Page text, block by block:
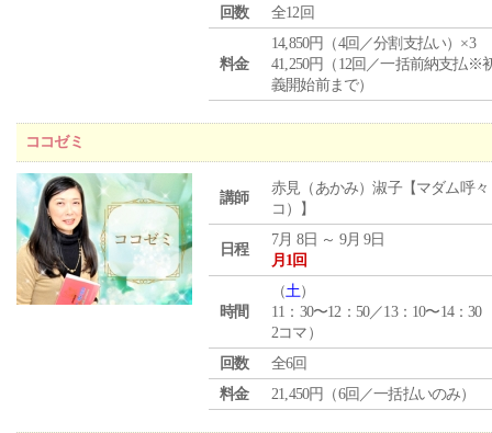
回数
全12回
料金
14,850円（4回／分割支払い）×3
41,250円（12回／一括前納支払※
義開始前まで）
ココゼミ
講師
赤見（あかみ）淑子【マダム呼々
コ）】
日程
7月 8日 ～ 9月 9日
月1回
時間
（土）
11：30〜12：50／13：10〜14：30
2コマ）
回数
全6回
料金
21,450円（6回／一括払いのみ）